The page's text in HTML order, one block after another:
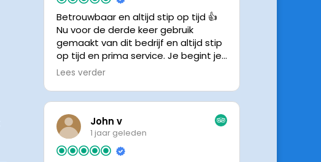
Betrouwbaar en altijd stip op tijd 👍
Nu voor de derde keer gebruik
gemaakt van dit bedrijf en altijd stip
op tijd en prima service. Je begint je
vakantie zonder zorgen iig. 👍👍
Lees verder
John v
1 jaar geleden